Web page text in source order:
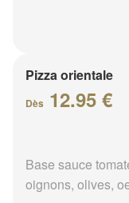
Pizza orientale
Dès 12.95 €
Base sauce
oignons, olives,